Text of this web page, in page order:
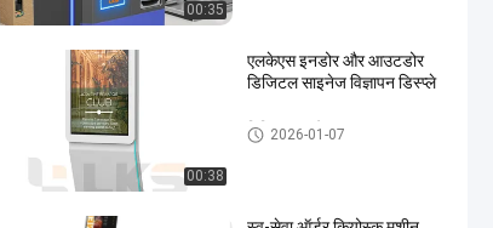
00:35
00:38
एलकेएस इनडोर और आउटडोर
डिजिटल साइनेज विज्ञापन डिस्प्ले
डिजिटल साइनेज
2026-01-07